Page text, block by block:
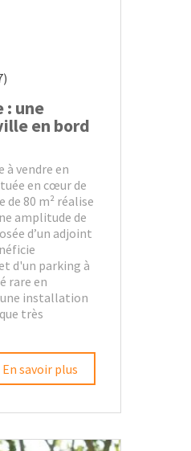
: une
en bord
à vendre en
en cœur de
80 m² réalise
amplitude de
d’un adjoint
d'un parking à
rare en
installation
très
En savoir plus